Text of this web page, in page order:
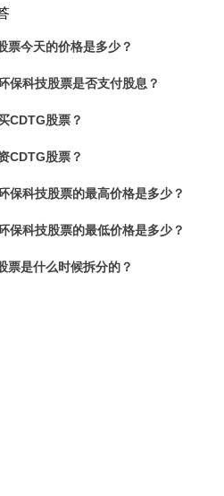
票今天的价格是多少？
保科技股票是否支付股息？
CDTG股票？
CDTG股票？
保科技股票的最高价格是多少？
保科技股票的最低价格是多少？
票是什么时候拆分的？